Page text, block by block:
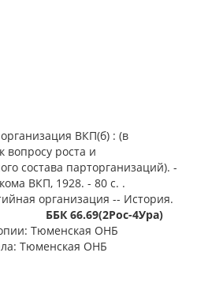
ВКП(б) : (в
роста и
состава парторганизаций). -
ВКП, 1928. - 80 с. .
организация -- История.
ББК 66.69(2Рос-4Ура)
Тюменская ОНБ
Тюменская ОНБ